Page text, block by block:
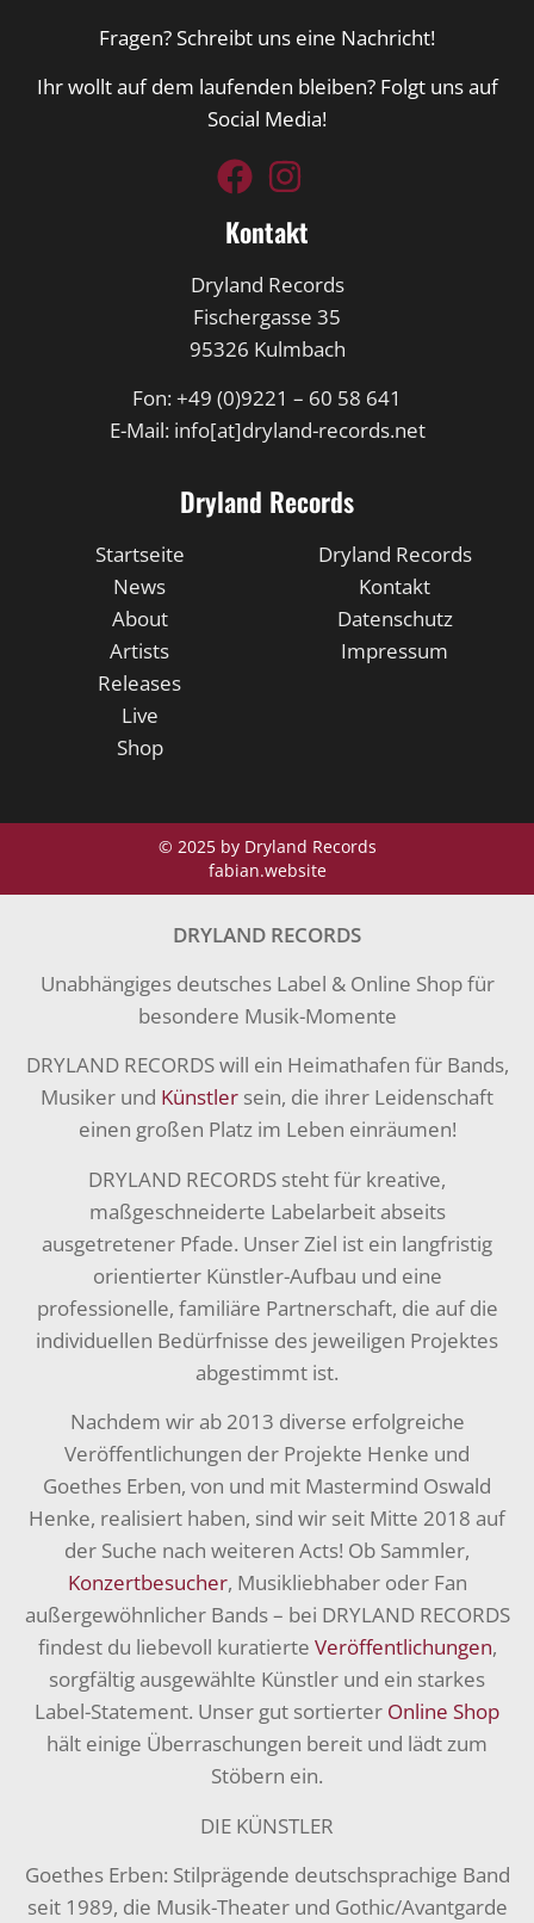
Fragen? Schreibt uns eine Nachricht!
Ihr wollt auf dem laufenden bleiben? Folgt uns auf
Social Media!
Kontakt
Dryland Records
Fischergasse 35
95326 Kulmbach
Fon: +49 (0)9221 – 60 58 641
E-Mail: info[at]dryland-records.net
Dryland Records
Startseite
News
About
Artists
Releases
Live
Shop
Dryland Records
Kontakt
Datenschutz
Impressum
© 2025 by Dryland Records
fabian.website
DRYLAND RECORDS
Unabhängiges deutsches Label & Online Shop für
besondere Musik-Momente
DRYLAND RECORDS will ein Heimathafen für Bands,
Musiker und Künstler sein, die ihrer Leidenschaft
einen großen Platz im Leben einräumen!
DRYLAND RECORDS steht für kreative,
maßgeschneiderte Labelarbeit abseits
ausgetretener Pfade. Unser Ziel ist ein langfristig
orientierter Künstler-Aufbau und eine
professionelle, familiäre Partnerschaft, die auf die
individuellen Bedürfnisse des jeweiligen Projektes
abgestimmt ist.
Nachdem wir ab 2013 diverse erfolgreiche
Veröffentlichungen der Projekte Henke und
Goethes Erben, von und mit Mastermind Oswald
Henke, realisiert haben, sind wir seit Mitte 2018 auf
der Suche nach weiteren Acts! Ob Sammler,
Konzertbesucher, Musikliebhaber oder Fan
außergewöhnlicher Bands – bei DRYLAND RECORDS
findest du liebevoll kuratierte Veröffentlichungen,
sorgfältig ausgewählte Künstler und ein starkes
Label-Statement. Unser gut sortierter Online Shop
hält einige Überraschungen bereit und lädt zum
Stöbern ein.
DIE KÜNSTLER
Goethes Erben: Stilprägende deutschsprachige Band
seit 1989, die Musik-Theater und Gothic/Avantgarde